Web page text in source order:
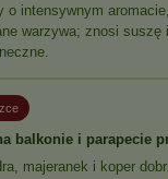
o intensywnym
warzywa; znosi suszę
balkonie i parapecie
majeranek i koper